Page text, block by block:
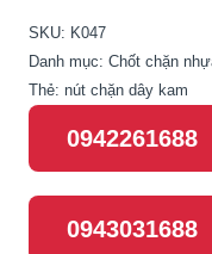
SKU: K047
Danh mục: Chốt chặn
Thẻ: nút chặn dây kam
0942261688
0943031688